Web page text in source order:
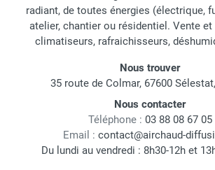
radiant, de toutes énergies (électrique,
atelier, chantier ou résidentiel. Vente
climatiseurs, rafraichisseurs,
Nous trouver
35 route de Colmar, 67600
Nous contacter
Téléphone : 03 88 08 67 05
Email : contact@airchaud-
Du lundi au vendredi : 8h30-12h et